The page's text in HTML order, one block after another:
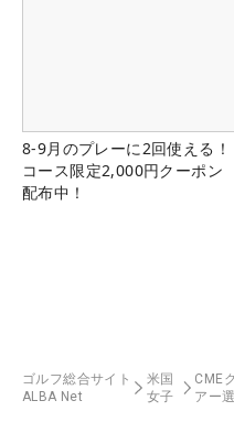
8-9月のプレーに2回使える！
コース限定2,000円クーポン
配布中！
ゴルフ総合サイト
ALBA Net
米国
女子
CME
アー